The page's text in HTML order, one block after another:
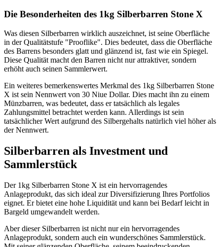
Die Besonderheiten des 1kg Silberbarren Stone X
Was diesen Silberbarren wirklich auszeichnet, ist seine Oberfläche
in der Qualitätstufe "Prooflike". Dies bedeutet, dass die Oberfläche
des Barrens besonders glatt und glänzend ist, fast wie ein Spiegel.
Diese Qualität macht den Barren nicht nur attraktiver, sondern
erhöht auch seinen Sammlerwert.
Ein weiteres bemerkenswertes Merkmal des 1kg Silberbarren Stone
X ist sein Nennwert von 30 Niue Dollar. Dies macht ihn zu einem
Münzbarren, was bedeutet, dass er tatsächlich als legales
Zahlungsmittel betrachtet werden kann. Allerdings ist sein
tatsächlicher Wert aufgrund des Silbergehalts natürlich viel höher als
der Nennwert.
Silberbarren als Investment und
Sammlerstück
Der 1kg Silberbarren Stone X ist ein hervorragendes
Anlageprodukt, das sich ideal zur Diversifizierung Ihres Portfolios
eignet. Er bietet eine hohe Liquidität und kann bei Bedarf leicht in
Bargeld umgewandelt werden.
Aber dieser Silberbarren ist nicht nur ein hervorragendes
Anlageprodukt, sondern auch ein wunderschönes Sammlerstück.